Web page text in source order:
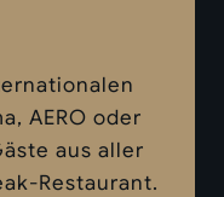
AERO oder
aus aller
Restaurant.